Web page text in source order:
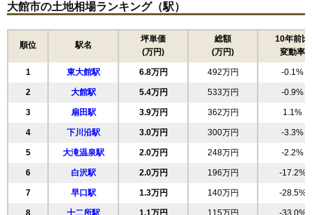
16 中神明町 5.9万円 651万円 2.4%
5.8万円 420万円 -11.0%
5.7万円 465万円 -0.2%
19 住吉町 5.7万円 513万円 4.0%
20 東台 5.6万円 576万円 8.5%
21 赤館町 5.6万円 473万円 2.6%
22 片山町 5.4万円 538万円 2.0%
23 豊町 5.1万円 609万円 -7.2%
24 観音堂 5.0万円 539万円 1.0%
25 小館町 5.0万円 597万円 -2.8%
大館市の土地相場ランキング（駅）
順位 駅名
坪単価
(万円)
総額
(万円)
10年前比
変動率
1 東大館駅 6.8万円 492万円 -0.1%
2 大館駅 5.4万円 533万円 -0.9%
3 扇田駅 3.9万円 362万円 1.1%
4 下川沿駅 3.0万円 300万円 -3.3%
5 大滝温泉駅 2.0万円 248万円 -2.2%
6 白沢駅 2.0万円 196万円 -17.2%
7 早口駅 1.3万円 140万円 -28.5%